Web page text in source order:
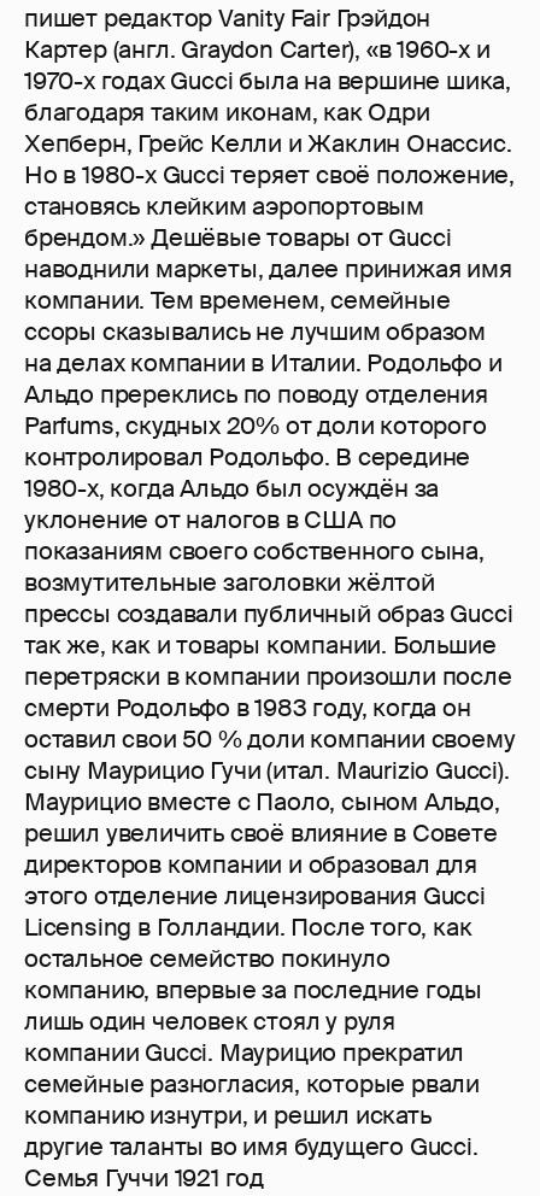
пишет редактор Vanity Fair Грэйдон
Картер (англ. Graydon Carter), «в 1960-х и
1970-х годах Gucci была на вершине шика,
благодаря таким иконам, как Одри
Хепберн, Грейс Келли и Жаклин Онассис.
Но в 1980-х Gucci теряет своё положение,
становясь клейким аэропортовым
брендом.» Дешёвые товары от Gucci
наводнили маркеты, далее принижая имя
компании. Тем временем, семейные
ссоры сказывались не лучшим образом
на делах компании в Италии. Родольфо и
Альдо пререклись по поводу отделения
Parfums, скудных 20% от доли которого
контролировал Родольфо. В середине
1980-х, когда Альдо был осуждён за
уклонение от налогов в США по
показаниям своего собственного сына,
возмутительные заголовки жёлтой
прессы создавали публичный образ Gucci
так же, как и товары компании. Большие
перетряски в компании произошли после
смерти Родольфо в 1983 году, когда он
оставил свои 50 % доли компании своему
сыну Маурицио Гучи (итал. Maurizio Gucci).
Маурицио вместе с Паоло, сыном Альдо,
решил увеличить своё влияние в Совете
директоров компании и образовал для
этого отделение лицензирования Gucci
Licensing в Голландии. После того, как
остальное семейство покинуло
компанию, впервые за последние годы
лишь один человек стоял у руля
компании Gucci. Маурицио прекратил
семейные разногласия, которые рвали
компанию изнутри, и решил искать
другие таланты во имя будущего Gucci.
Семья Гуччи 1921 год